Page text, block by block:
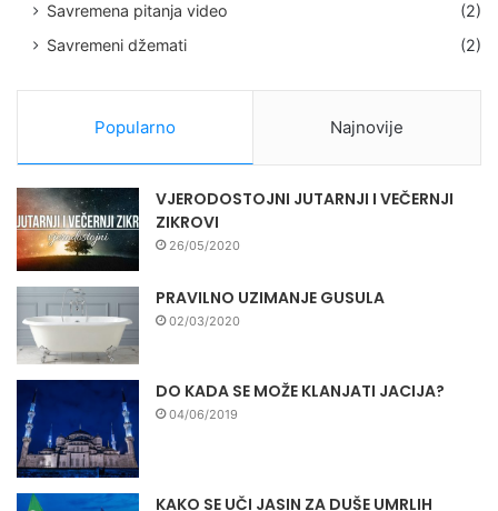
Savremena pitanja video
(2)
Savremeni džemati
(2)
Popularno Najnovije
VJERODOSTOJNI JUTARNJI I VEČERNJI
ZIKROVI
26/05/2020
PRAVILNO UZIMANJE GUSULA
02/03/2020
DO KADA SE MOŽE KLANJATI JACIJA?
04/06/2019
KAKO SE UČI JASIN ZA DUŠE UMRLIH